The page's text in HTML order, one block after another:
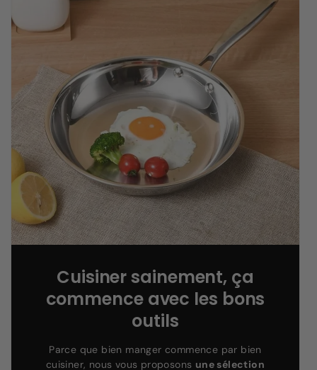
Cuisiner sainement, ça
commence avec les bons
outils
Parce que bien manger commence par bien
cuisiner, nous vous proposons une sélection